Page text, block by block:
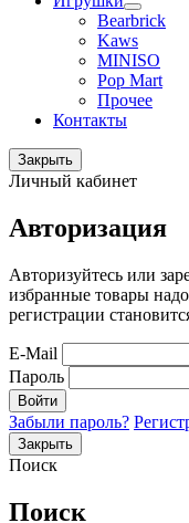
Bearbrick
Kaws
MINISO
Pop Mart
Прочее
Контакты
Закрыть
Личный кабинет
Авторизация
Авторизуйтесь или
избранные товары
регистрации
E-Mail
Пароль
Войти
Забыли пароль?
Закрыть
Поиск
Поиск